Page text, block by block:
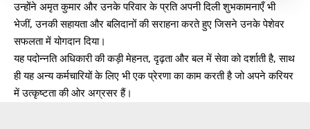
उन्होंने अमृत कुमार और उनके परिवार के प्रति अपनी दिली शुभकामनाएँ भी
भेजीं, उनकी सहायता और बलिदानों की सराहना करते हुए जिसने उनके पेशेवर
सफलता में योगदान दिया।
यह पदोन्नति अधिकारी की कड़ी मेहनत, दृढ़ता और बल में सेवा को दर्शाती है, साथ
ही यह अन्य कर्मचारियों के लिए भी एक प्रेरणा का काम करती है जो अपने करियर
में उत्कृष्टता की ओर अग्रसर हैं।